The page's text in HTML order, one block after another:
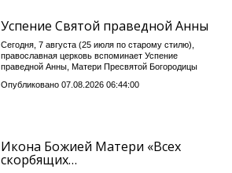
Успение Святой праведной Анны
Сегодня, 7 августа (25 июля по старому стилю),
православная церковь вспоминает Успение
праведной Анны, Матери Пресвятой Богородицы
Опубликовано 07.08.2026 06:44:00
Икона Божией Матери «Всех
скорбящих…